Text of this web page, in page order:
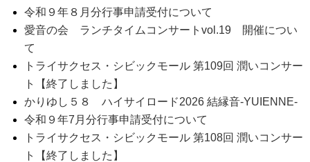
令和９年８月分行事申請受付について
愛音の会 ランチタイムコンサートvol.19 開催につい
て
トライサクセス・シビックモール 第109回 潤いコンサー
ト【終了しました】
かりゆし５８ ハイサイロード2026 結縁音-YUIENNE-
令和９年7月分行事申請受付について
トライサクセス・シビックモール 第108回 潤いコンサー
ト【終了しました】